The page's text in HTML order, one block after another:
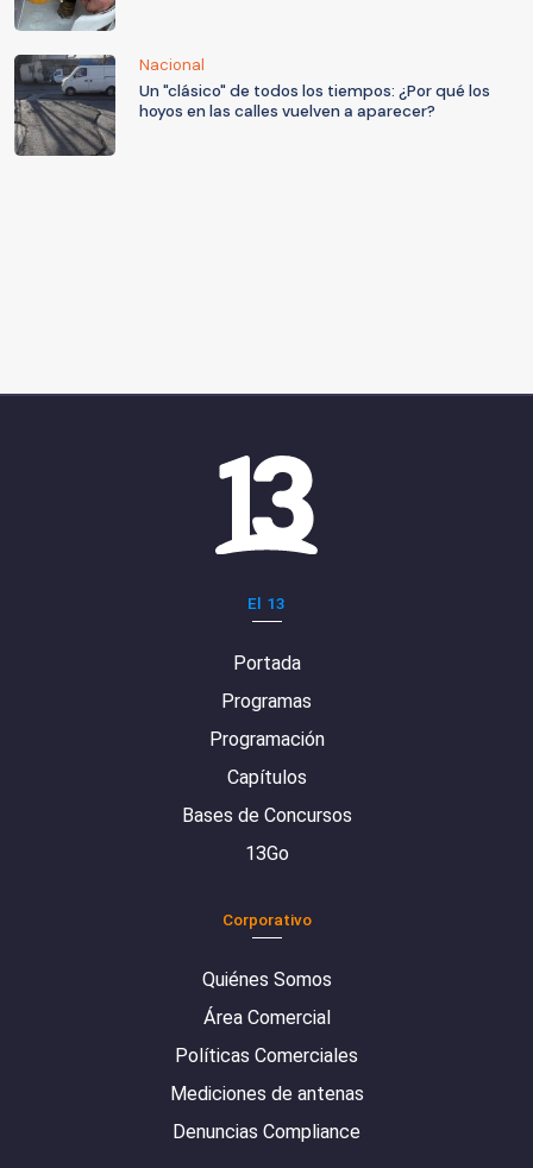
Nacional
Un "clásico" de todos los tiempos: ¿Por qué los
hoyos en las calles vuelven a aparecer?
El 13
Portada
Programas
Programación
Capítulos
Bases de Concursos
13Go
Corporativo
Quiénes Somos
Área Comercial
Políticas Comerciales
Mediciones de antenas
Denuncias Compliance